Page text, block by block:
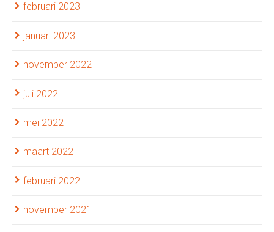
februari 2023
januari 2023
november 2022
juli 2022
mei 2022
maart 2022
februari 2022
november 2021